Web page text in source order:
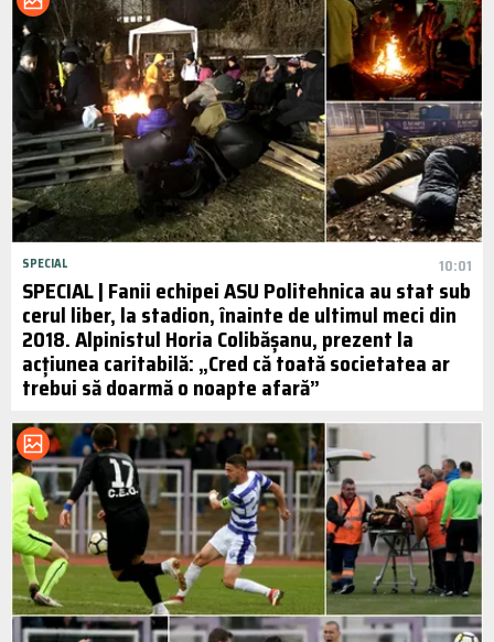
SPECIAL 10:01
SPECIAL | Fanii echipei ASU Politehnica au stat sub
cerul liber, la stadion, înainte de ultimul meci din
2018. Alpinistul Horia Colibășanu, prezent la
acțiunea caritabilă: „Cred că toată societatea ar
trebui să doarmă o noapte afară”